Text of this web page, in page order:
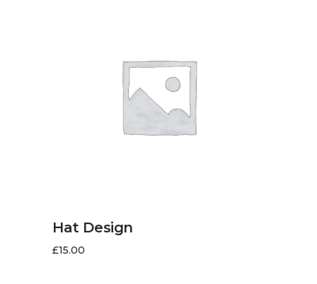
AJOUTER AU PANIER
Hat Design
£15.00